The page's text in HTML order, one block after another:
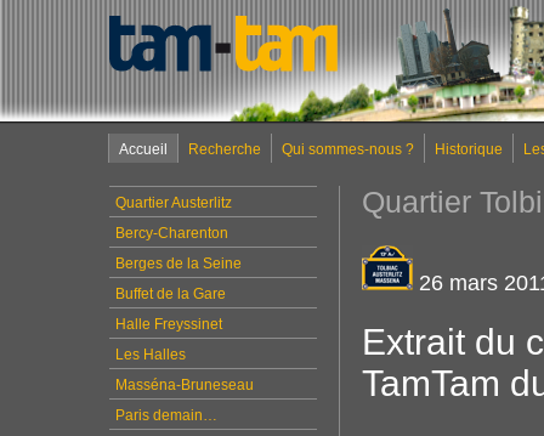
Accueil Recherche Qui sommes-nous ? Historique
Quartier
26 mars
Extrait du
TamTam
Quartier Austerlitz
Bercy-Charenton
Berges de la Seine
Buffet de la Gare
Halle Freyssinet
Les Halles
Masséna-Bruneseau
Paris demain…